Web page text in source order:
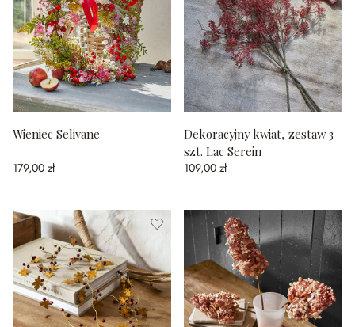
Wieniec Selivane
179,00 zł
Dekoracyjny kwiat, zestaw 3
szt. Lac Serein
109,00 zł